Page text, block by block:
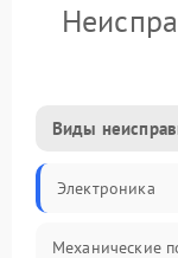
Виды
Электроника
Механические